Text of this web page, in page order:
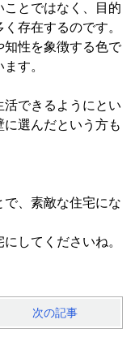
ことではなく、目的
存在するのです。
知性を象徴する色で
す。
できるようにとい
選んだという方も
で、素敵な住宅にな
してくださいね。
次の記事